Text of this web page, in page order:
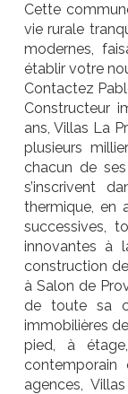
Cette
vie rurale
modernes,
établir votre
Contactez
Constructeur
ans, Villas La
plusieurs
chacun de
s’inscrivent
thermique, en
successives,
innovantes à
construction
à Salon de
de toute sa
immobilières
pied, à
agences,